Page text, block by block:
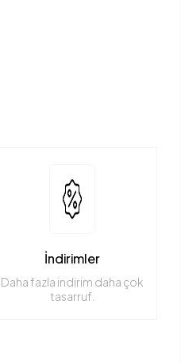
İndirimler
Daha fazla indirim daha çok
tasarruf.